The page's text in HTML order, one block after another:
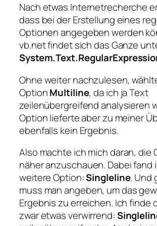
Nach etwas Internetrecherche
dass bei der Erstellung eines
Optionen angegeben werden
vb.net findet sich das Ganze
Ohne weiter nachzulesen,
OptionMultiline, da ich ja Text
zeilenübergreifend analysieren
Option lieferte aber zu meiner
ebenfalls kein Ergebnis.
Also machte ich mich daran, die
näher anzuschauen. Dabei fand
weitere Option:Singleline. Und
muss man angeben, um das
Ergebnis zu erreichen. Ich finde
zwar etwas verwirrend: